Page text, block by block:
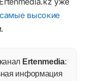
высокие
Ertenmedia:
информация